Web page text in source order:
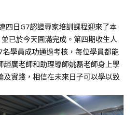
四日G7認證專家培訓課程迎來了本
已於今天圓滿完成。第四期收生人
學員成功通過考核，每位學員都能
趙廣老師和助理導師姚磊老師身上學
及實踐，相信在未來日子可以學以致